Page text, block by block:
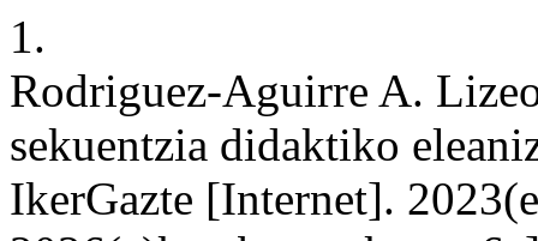
1.
Rodriguez-Aguirre A.
sekuentzia didaktiko
IkerGazte [Internet].